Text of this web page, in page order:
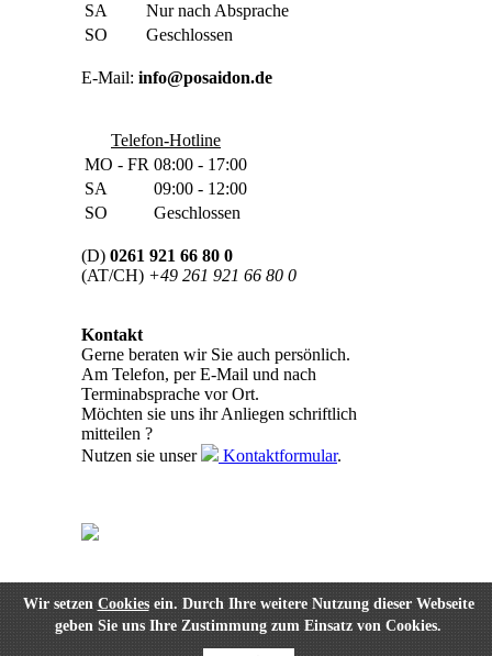
Wir setzenCookiesein. Durch Ihre weitere Nutzung dieser Webseite
geben Sie uns Ihre Zustimmung zum Einsatz von Cookies.
SA
Nur nach Absprache
SO
Geschlossen
E-Mail: info@posaidon.de
Telefon-Hotline
MO - FR 08:00 - 17:00
SA
09:00 - 12:00
SO
Geschlossen
(D) 0261 921 66 80 0
(AT/CH) +49 261 921 66 80 0
Kontakt
Gerne beraten wir Sie auch persönlich.
Am Telefon, per E-Mail und nach
Terminabsprache vor Ort.
Möchten sie uns ihr Anliegen schriftlich
mitteilen ?
Nutzen sie unser
Kontaktformular.